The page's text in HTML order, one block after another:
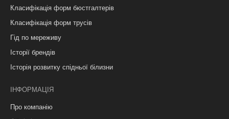
Класифікація форм бюстгалтерів
Класифікація форм трусів
Гід по мереживу
Історії брендів
Історія розвитку спідньої білизни
ІНФОРМАЦІЯ
Про компанію